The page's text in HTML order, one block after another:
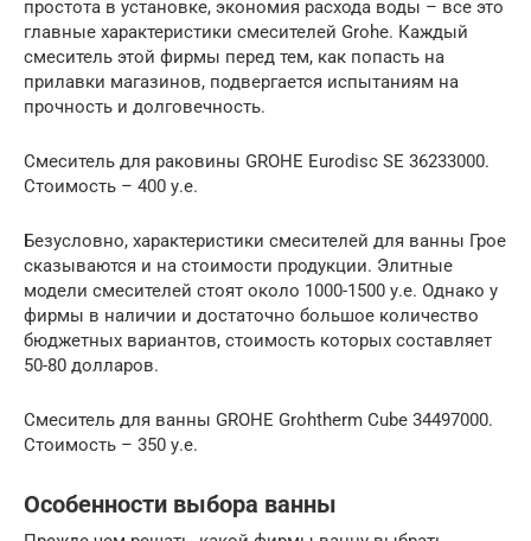
простота в установке, экономия расхода воды – все это
главные характеристики смесителей Grohe. Каждый
смеситель этой фирмы перед тем, как попасть на
прилавки магазинов, подвергается испытаниям на
прочность и долговечность.
Смеситель для раковины GROHE Eurodisc SE 36233000.
Стоимость – 400 у.е.
Безусловно, характеристики смесителей для ванны Грое
сказываются и на стоимости продукции. Элитные
модели смесителей стоят около 1000-1500 у.е. Однако у
фирмы в наличии и достаточно большое количество
бюджетных вариантов, стоимость которых составляет
50-80 долларов.
Смеситель для ванны GROHE Grohtherm Cube 34497000.
Стоимость – 350 у.е.
Особенности выбора ванны